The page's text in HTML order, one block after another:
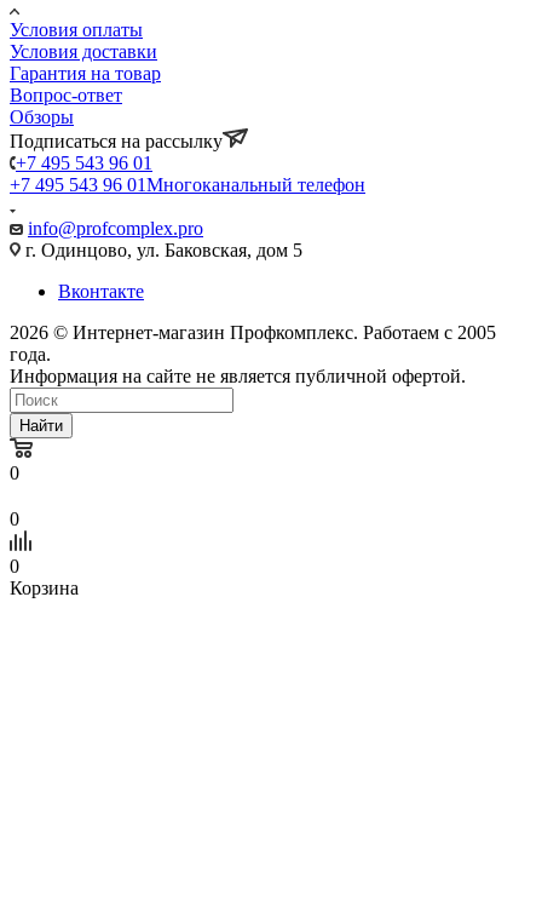
Условия оплаты
Условия доставки
Гарантия на товар
Вопрос-ответ
Обзоры
Подписаться на рассылку
+7 495 543 96 01
+7 495 543 96 01Многоканальный телефон
info@profcomplex.pro
г. Одинцово, ул. Баковская, дом 5
Вконтакте
2026 © Интернет-магазин Профкомплекс. Работаем с 2005
года.
Информация на сайте не является публичной офертой.
Найти
0
0
0
Корзина